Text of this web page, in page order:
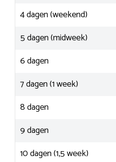
4 dagen (weekend)
5 dagen (midweek)
6 dagen
7 dagen (1 week)
8 dagen
9 dagen
10 dagen (1,5 week)